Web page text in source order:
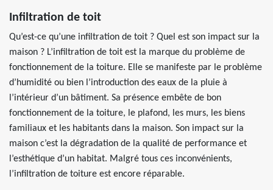
Infiltration de toit
Qu’est-ce qu’une infiltration de toit ? Quel est son impact sur la
maison ? L’infiltration de toit est la marque du problème de
fonctionnement de la toiture. Elle se manifeste par le problème
d’humidité ou bien l’introduction des eaux de la pluie à
l’intérieur d’un bâtiment. Sa présence embête de bon
fonctionnement de la toiture, le plafond, les murs, les biens
familiaux et les habitants dans la maison. Son impact sur la
maison c’est la dégradation de la qualité de performance et
l’esthétique d’un habitat. Malgré tous ces inconvénients,
l’infiltration de toiture est encore réparable.